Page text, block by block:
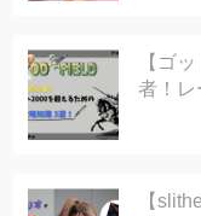
【ゴ
者！
【